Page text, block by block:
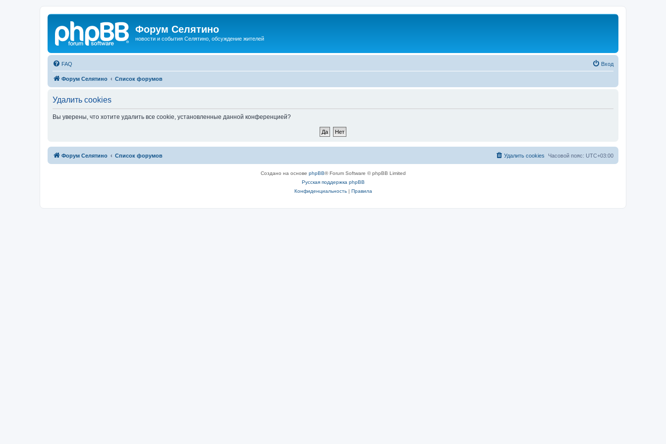
Форум Селятино
новости и события Селятино, обсуждение жителей
FAQ Вход
Форум Селятино Список форумов
Удалить cookies
Вы уверены, что хотите удалить все cookie, установленные данной конференцией?
Форум Селятино Список форумов Часовой пояс: UTC+03:00
Удалить cookies
Создано на основе phpBB® Forum Software © phpBB Limited
Русская поддержка phpBB
Конфиденциальность| Правила